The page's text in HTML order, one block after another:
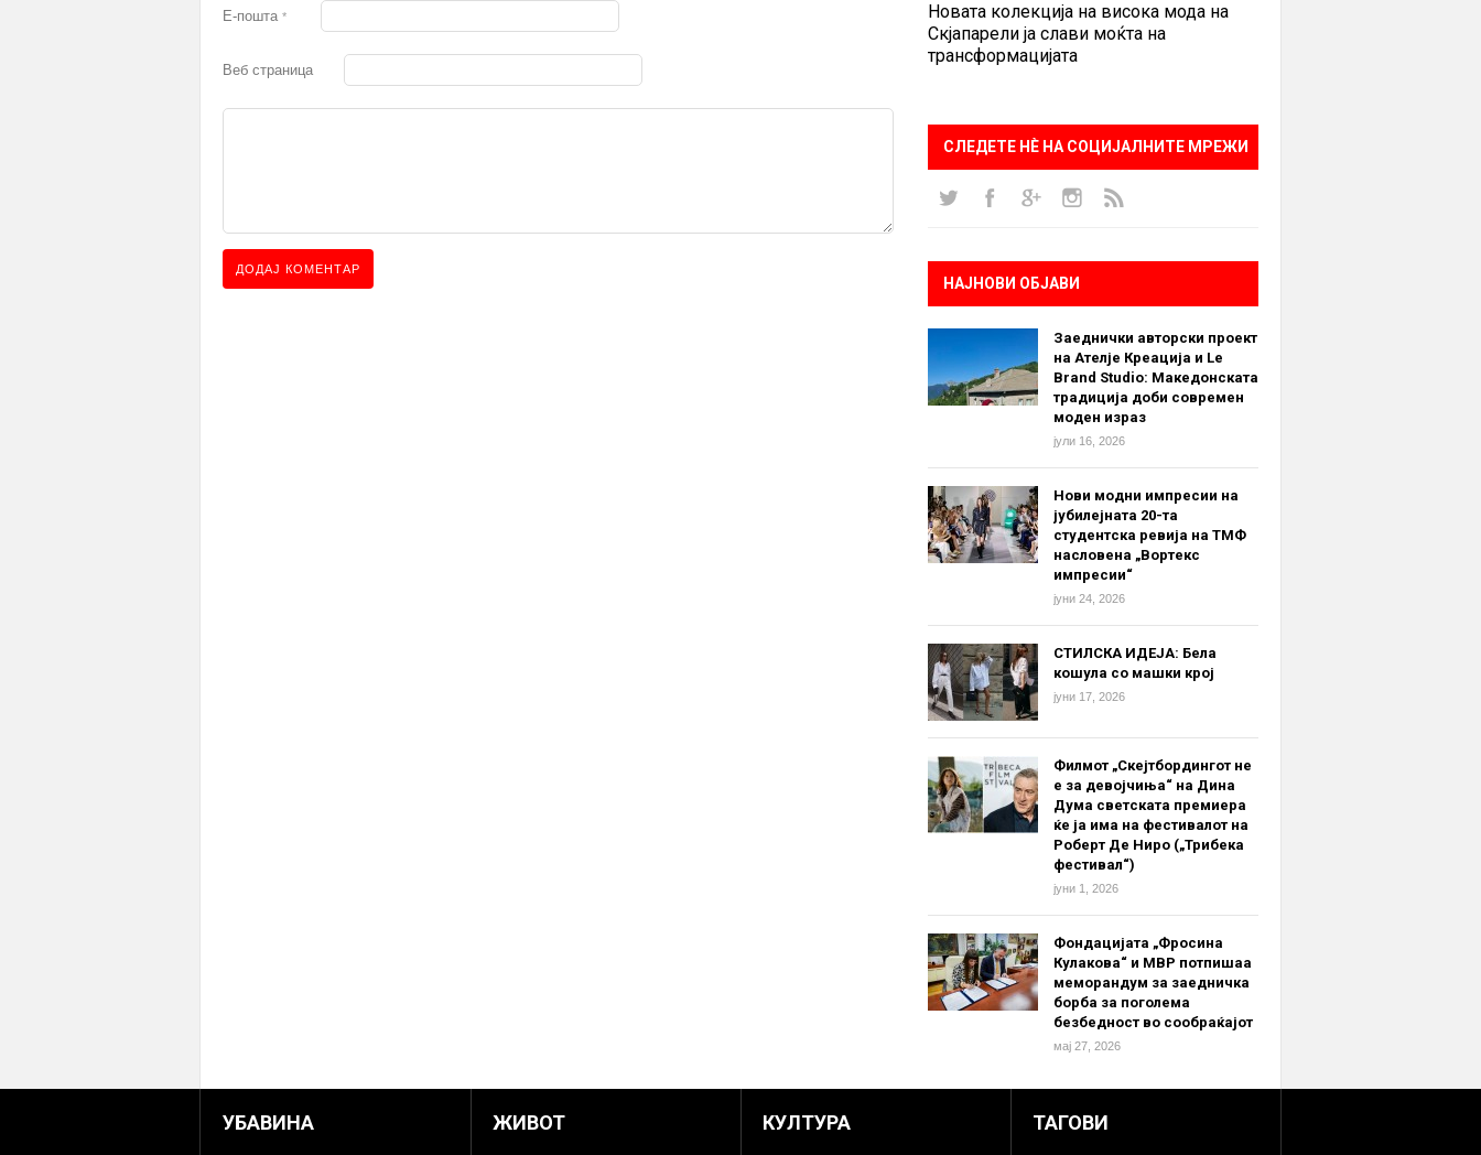
Е-пошта *
Веб страница
Новата колекција на висока мода на
Скјапарели ја слави моќта на
трансформацијата
СЛЕДЕТЕ НÈ НА СОЦИЈАЛНИТЕ МРЕЖИ
НАЈНОВИ ОБЈАВИ
Заеднички авторски проект
на Ателје Креација и Le
Brand Studio: Македонската
традиција доби современ
моден израз
јули 16, 2026
Нови модни импресии на
јубилејната 20-та
студентска ревија на ТМФ
насловена „Вортекс
импресии“
јуни 24, 2026
СТИЛСКА ИДЕЈА: Бела
кошула со машки крој
јуни 17, 2026
Филмот „Скејтбордингот не
е за девојчиња“ на Дина
Дума светската премиера
ќе ја има на фестивалот на
Роберт Де Ниро („Трибека
фестивал“)
јуни 1, 2026
Фондацијата „Фросина
Кулакова“ и МВР потпишаа
меморандум за заедничка
борба за поголема
безбедност во сообраќајот
мај 27, 2026
УБАВИНА ЖИВОТ КУЛТУРА ТАГОВИ